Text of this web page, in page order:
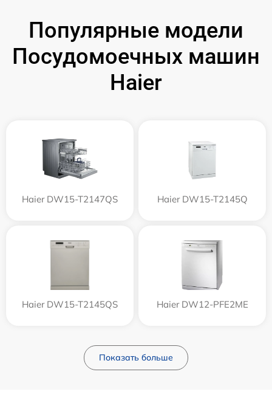
Популярные модели
Посудомоечных машин
Haier
Haier DW15-T2147QS Haier DW15-T2145Q
Haier DW15-T2145QS Haier DW12-PFE2ME
Показать больше